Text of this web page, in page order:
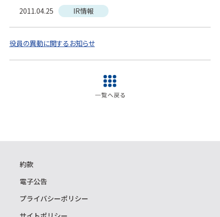
2011.04.25 IR情報
役員の異動に関するお知らせ
約款
電子公告
プライバシーポリシー